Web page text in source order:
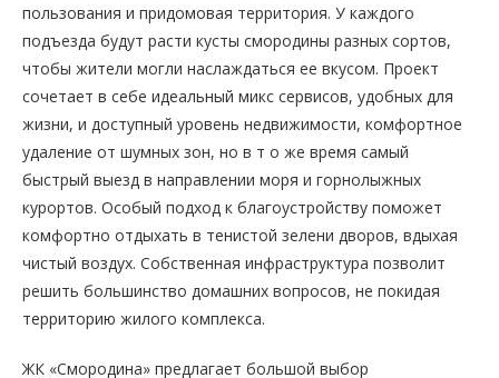
пользования и придомовая территория. У каждого
подъезда будут расти кусты смородины разных сортов,
чтобы жители могли наслаждаться ее вкусом. Проект
сочетает в себе идеальный микс сервисов, удобных для
жизни, и доступный уровень недвижимости, комфортное
удаление от шумных зон, но в т о же время самый
быстрый выезд в направлении моря и горнолыжных
курортов. Особый подход к благоустройству поможет
комфортно отдыхать в тенистой зелени дворов, вдыхая
чистый воздух. Собственная инфраструктура позволит
решить большинство домашних вопросов, не покидая
территорию жилого комплекса.
ЖК «Смородина» предлагает большой выбор